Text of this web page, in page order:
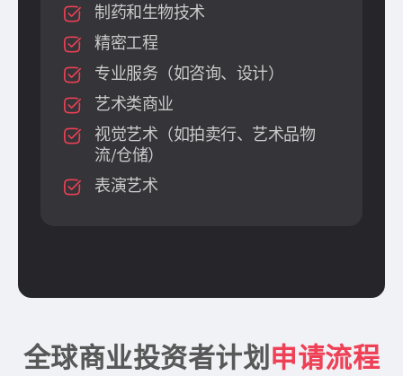
制药和生物技术
精密工程
专业服务（如咨询、设计）
艺术类商业
视觉艺术（如拍卖行、艺术品物
流/仓储）
表演艺术
全球商业投资者计划 申请流程